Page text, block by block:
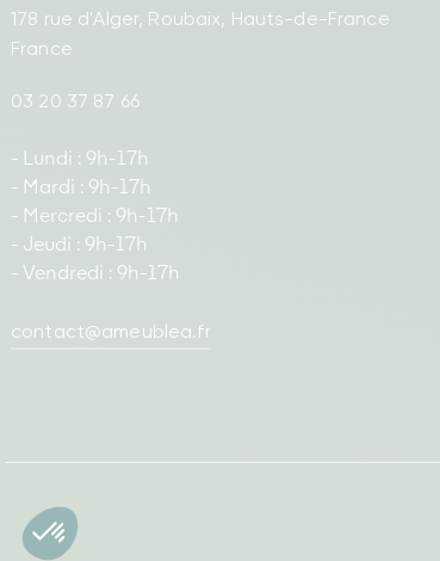
178 rue d'Alger, Roubaix, Hauts-de-France
France
03 20 37 87 66
- Lundi : 9h-17h
- Mardi : 9h-17h
- Mercredi : 9h-17h
- Jeudi : 9h-17h
- Vendredi : 9h-17h
contact@ameublea.fr